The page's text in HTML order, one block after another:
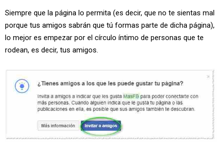
Siempre que la página lo permita (es decir, que no te sientas mal
porque tus amigos sabrán que tú formas parte de dicha página),
lo mejor es empezar por el círculo íntimo de personas que te
rodean, es decir, tus amigos.